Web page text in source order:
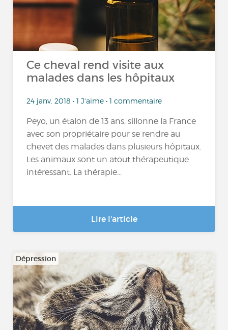
Ce cheval rend visite aux
malades dans les hôpitaux
24 janv. 2018 • 1 J'aime • 1 commentaire
Peyo, un étalon de 13 ans, sillonne la France
avec son propriétaire pour se rendre au
chevet des malades dans plusieurs hôpitaux.
Les animaux sont un atout thérapeutique
intéressant. La thérapie...
Lire l'article
Dépression